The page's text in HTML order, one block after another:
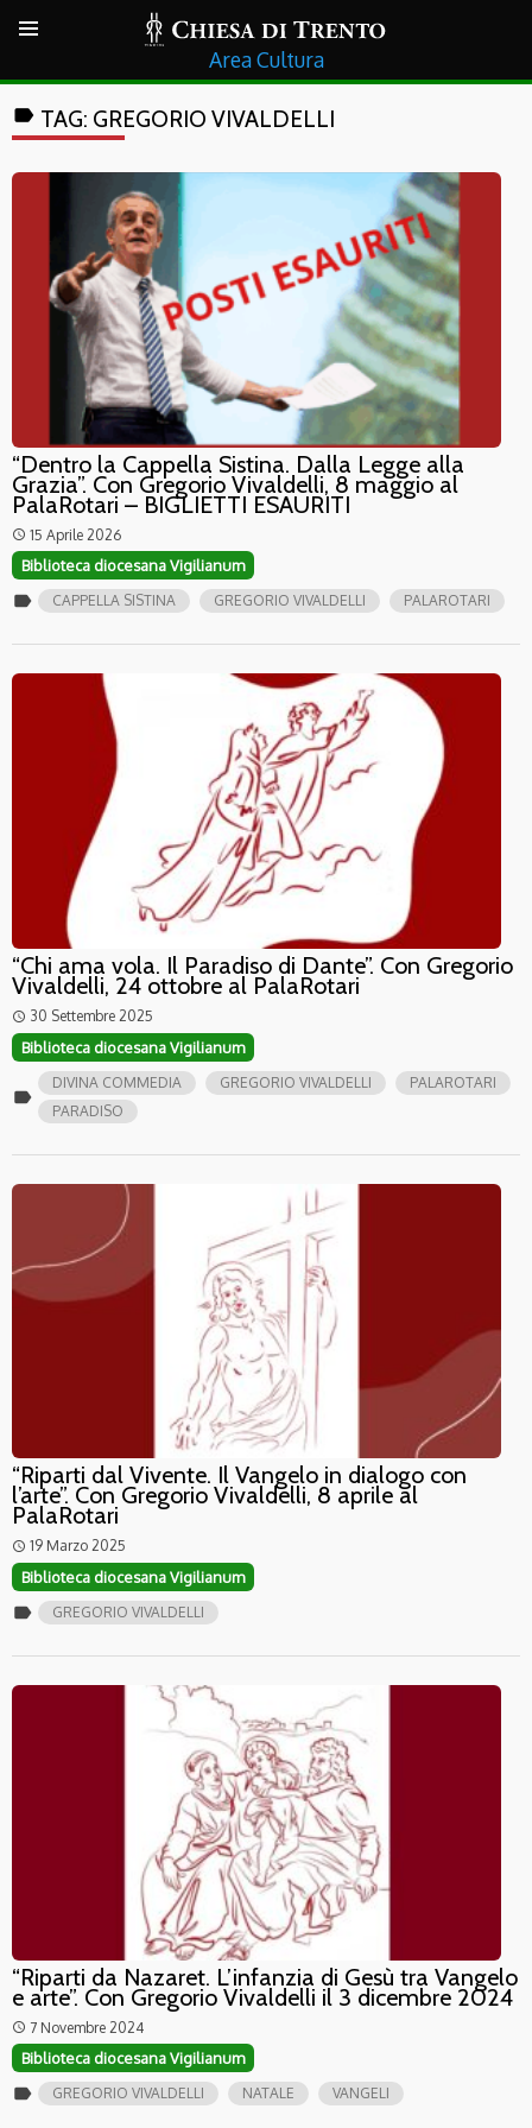
Cultura
label TAG: GREGORIO VIVALDELLI
“Dentro la Cappella Sistina. Dalla Legge alla
Grazia”. Con Gregorio Vivaldelli, 8 maggio al
PalaRotari – BIGLIETTI ESAURITI
access_time 15 Aprile 2026
Biblioteca diocesana Vigilianum
label CAPPELLA SISTINA GREGORIO VIVALDELLI PALAROTARI
“Chi ama vola. Il Paradiso di Dante”. Con Gregorio
Vivaldelli, 24 ottobre al PalaRotari
access_time 30 Settembre 2025
Biblioteca diocesana Vigilianum
label
DIVINA COMMEDIA GREGORIO VIVALDELLI
PALAROTARI
PARADISO
“Riparti dal Vivente. Il Vangelo in dialogo con
l’arte”. Con Gregorio Vivaldelli, 8 aprile al
PalaRotari
access_time 19 Marzo 2025
Biblioteca diocesana Vigilianum
label GREGORIO VIVALDELLI
“Riparti da Nazaret. L’infanzia di Gesù tra Vangelo
e arte”. Con Gregorio Vivaldelli il 3 dicembre 2024
access_time 7 Novembre 2024
Biblioteca diocesana Vigilianum
label GREGORIO VIVALDELLI NATALE VANGELI